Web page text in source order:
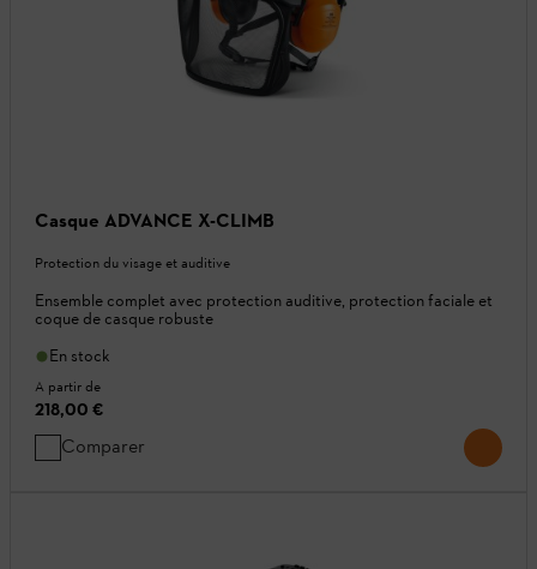
Casque ADVANCE X-CLIMB
Protection du visage et auditive
Ensemble complet avec protection auditive, protection faciale et
coque de casque robuste
En stock
A partir de
218,00 €
Comparer